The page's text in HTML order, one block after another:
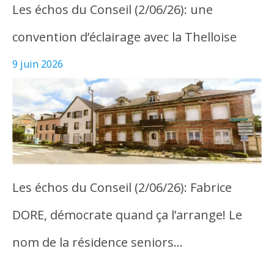
Les échos du Conseil (2/06/26): une
convention d’éclairage avec la Thelloise
9 juin 2026
Les échos du Conseil (2/06/26): Fabrice
DORE, démocrate quand ça l’arrange! Le
nom de la résidence seniors…